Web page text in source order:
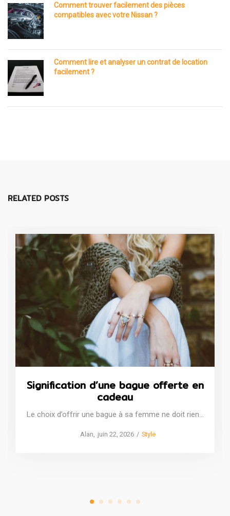
Comment trouver facilement des pièces
compatibles avec votre Nissan ?
Comment lire et analyser un contrat de location
facilement ?
RELATED POSTS
Signification d’une bague offerte en
cadeau
Le choix d’offrir une bague à sa femme ne doit rien…
Alan
Posted
juin 22, 2026
Posted
Style